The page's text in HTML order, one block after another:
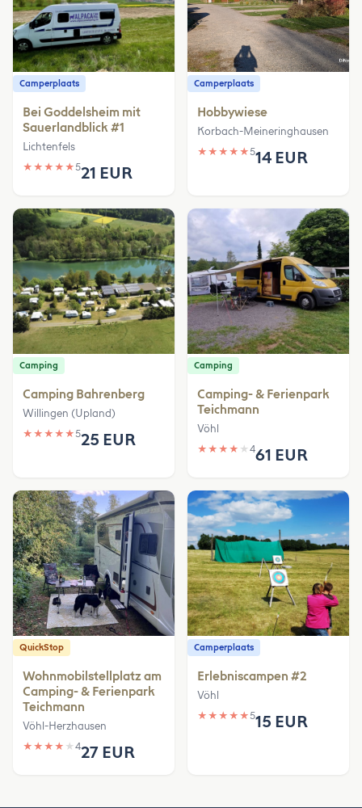
Camperplaats
Bei Goddelsheim mit
Sauerlandblick #1
Lichtenfels
★ ★ ★ ★ ★521 EUR
Camperplaats
Hobbywiese
Korbach-Meineringhausen
★ ★ ★ ★ ★514 EUR
Camping
Camping Bahrenberg
Willingen (Upland)
★ ★ ★ ★ ★525 EUR
Camping
Camping- & Ferienpark
Teichmann
Vöhl
★ ★ ★ ★ ★ 461 EUR
QuickStop
Wohnmobilstellplatz am
Camping- & Ferienpark
Teichmann
Vöhl-Herzhausen
★ ★ ★ ★ ★ 427 EUR
Camperplaats
Erlebniscampen #2
Vöhl
★ ★ ★ ★ ★515 EUR